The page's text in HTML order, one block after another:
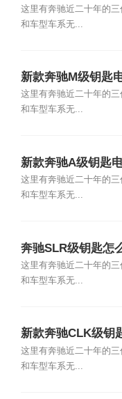
这里有奔驰近二十年的
和车型车系无...
新款奔驰M级钥匙
这里有奔驰近二十年的
和车型车系无...
新款奔驰A级钥匙
这里有奔驰近二十年的
和车型车系无...
奔驰SLR级钥匙怎
这里有奔驰近二十年的
和车型车系无...
新款奔驰CLK级钥
这里有奔驰近二十年的
和车型车系无...